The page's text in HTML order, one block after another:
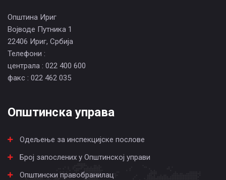
Општина Ириг
Војводе Путника 1
22406 Ириг, Србија
Телефони :
централа : 022 400 600
факс : 022 462 035
Општинска управа
Одељење за инспекцијске послове
Број запослених у Општинској управи
Општински правобранилац